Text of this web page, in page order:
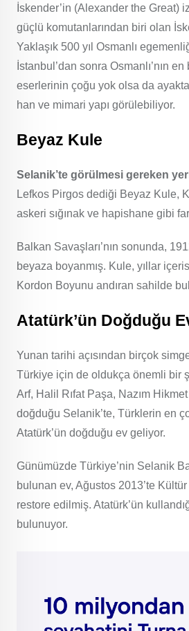
İskender’in (Alexander the Great)
güçlü komutanlarından biri olan
Yaklaşık 500 yıl Osmanlı
İstanbul’dan sonra Osmanlı’nın
eserlerinin çoğu yok olsa da
han ve mimari yapı görülebiliyor.
Beyaz Kule
Selanik’te görülmesi gereken
Lefkos Pirgos dediği Beyaz Kule,
askeri sığınak ve hapishane gibi
Balkan Savaşları’nın sonunda,
beyaza boyanmış. Kule, yıllar
Kordon Boyunu andıran sahilde
Atatürk’ün Doğduğu
Yunan tarihi açısından birçok
Türkiye için de oldukça önemli bir
Arf, Halil Rıfat Paşa, Nazım
doğduğu Selanik’te, Türklerin en
Atatürk’ün doğduğu ev geliyor.
Günümüzde Türkiye’nin Selanik
bulunan ev, Ağustos 2013’te
restore edilmiş. Atatürk’ün
bulunuyor.